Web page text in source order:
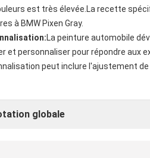
est très élevée.La recette
à BMW Pixen Gray.
La peinture automobile
et personnaliser pour répondre aux
peut inclure l'ajustement
globale